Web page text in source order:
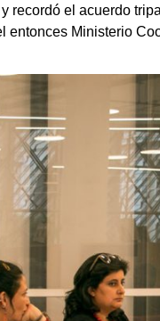
recordó el acuerdo
entonces Ministerio